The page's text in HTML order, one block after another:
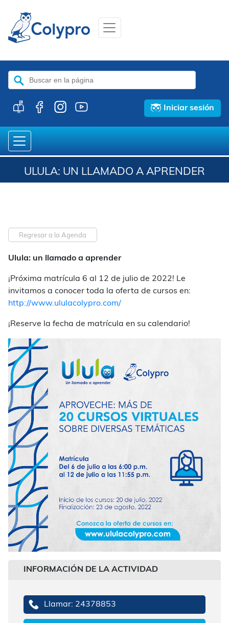
Buscar:
Iniciar sesión
ULULA: UN LLAMADO A APRENDER
Regresar a la Agenda
Ulula: un llamado a aprender
¡Próxima matrícula 6 al 12 de julio de 2022! Le
invitamos a conocer toda la oferta de cursos en:
http://www.ululacolypro.com/
¡Reserve la fecha de matrícula en su calendario!
INFORMACIÓN DE LA ACTIVIDAD
Llamar: 24378853